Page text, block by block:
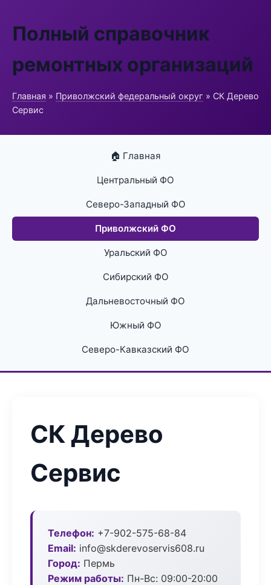
Полный справочник
ремонтных организаций
Главная » Приволжский федеральный округ » СК Дерево
Сервис
🏠 Главная
Центральный ФО
Северо-Западный ФО
Приволжский ФО
Уральский ФО
Сибирский ФО
Дальневосточный ФО
Южный ФО
Северо-Кавказский ФО
СК Дерево
Сервис
Телефон: +7-902-575-68-84
Email: info@skderevoservis608.ru
Город: Пермь
Режим работы: Пн-Вс: 09:00-20:00